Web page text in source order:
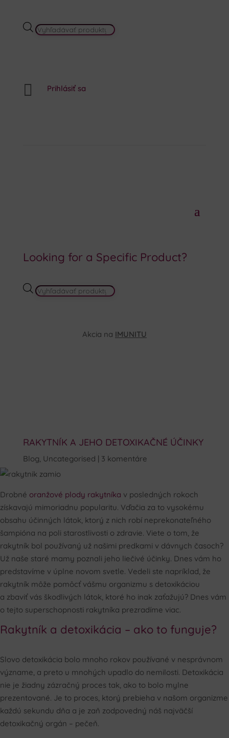
PRODUCTS
 Prihlásiť sa
Looking for a Specific Product?
PRODUCTS
Akcia na IMUNITU
RAKYTNÍK A JEHO DETOXIKAČNÉ ÚČINKY
Blog Uncategorised 3 komentáre
Drobné oranžové plody rakytníka v posledných rokoch
získavajú mimoriadnu popularitu. Vďačia za to vysokému
obsahu účinných látok, ktorý z nich robí neprekonateľného
šampióna na poli starostlivosti o zdravie. Viete o tom, že
rakytník bol používaný už našimi predkami v dávnych časoch?
Už naše staré mamy poznali jeho liečivé účinky. Dnes vám ho
predstavíme v úplne novom svetle. Vedeli ste napríklad, že
rakytník môže pomôcť vášmu organizmu s detoxikáciou
a zbaviť vás škodlivých látok, ktoré ho inak zaťažujú? Dnes vám
o tejto superschopnosti rakytníka prezradíme viac.
Rakytník a detoxikácia – ako to funguje?
Slovo detoxikácia bolo mnoho rokov používané v nesprávnom
význame, a preto u mnohých upadlo do nemilosti. Detoxikácia
nie je žiadny zázračný proces tak, ako to bolo mylne
prezentované. Je to proces, ktorý prebieha v našom organizme
každú sekundu dňa a je zaň zodpovedný náš najväčší
detoxikačný orgán – pečeň.